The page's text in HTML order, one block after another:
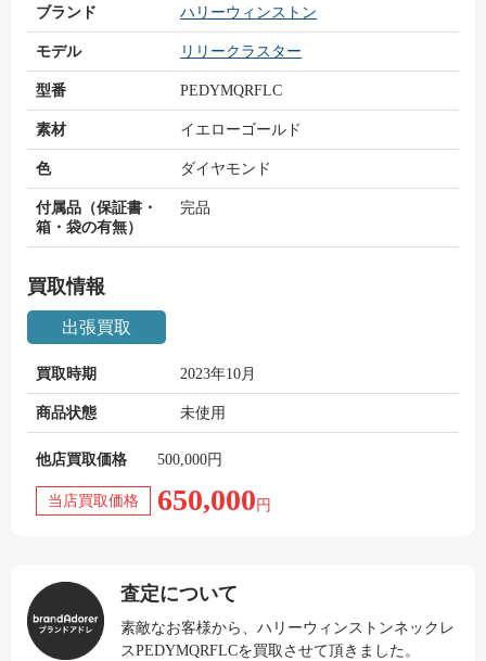
ブランド ハリーウィンストン
モデル リリークラスター
型番 PEDYMQRFLC
素材 イエローゴールド
色 ダイヤモンド
付属品（保証書・
箱・袋の有無）
完品
買取情報
出張買取
買取時期 2023年10月
商品状態 未使用
他店買取価格 500,000円
当店買取価格 650,000 円
査定について
素敵なお客様から、ハリーウィンストンネックレ
スPEDYMQRFLCを買取させて頂きました。